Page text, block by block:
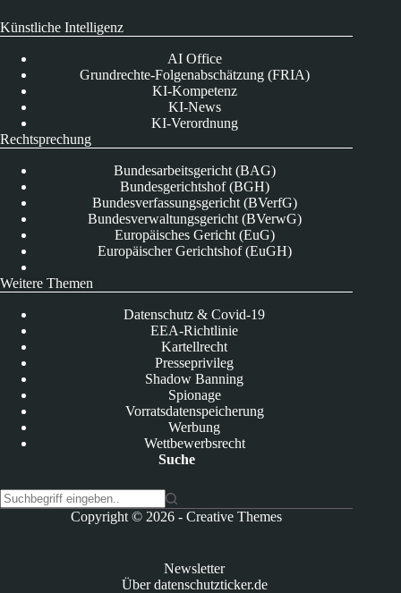
Künstliche Intelligenz
AI Office
Grundrechte-Folgenabschätzung (FRIA)
KI-Kompetenz
KI-News
KI-Verordnung
Rechtsprechung
Bundesarbeitsgericht (BAG)
Bundesgerichtshof (BGH)
Bundesverfassungsgericht (BVerfG)
Bundesverwaltungsgericht (BVerwG)
Europäisches Gericht (EuG)
Europäischer Gerichtshof (EuGH)
Weitere Themen
Datenschutz & Covid-19
EEA-Richtlinie
Kartellrecht
Presseprivileg
Shadow Banning
Spionage
Vorratsdatenspeicherung
Werbung
Wettbewerbsrecht
Suche
Copyright © 2026 -Creative Themes
Newsletter
Über datenschutzticker.de